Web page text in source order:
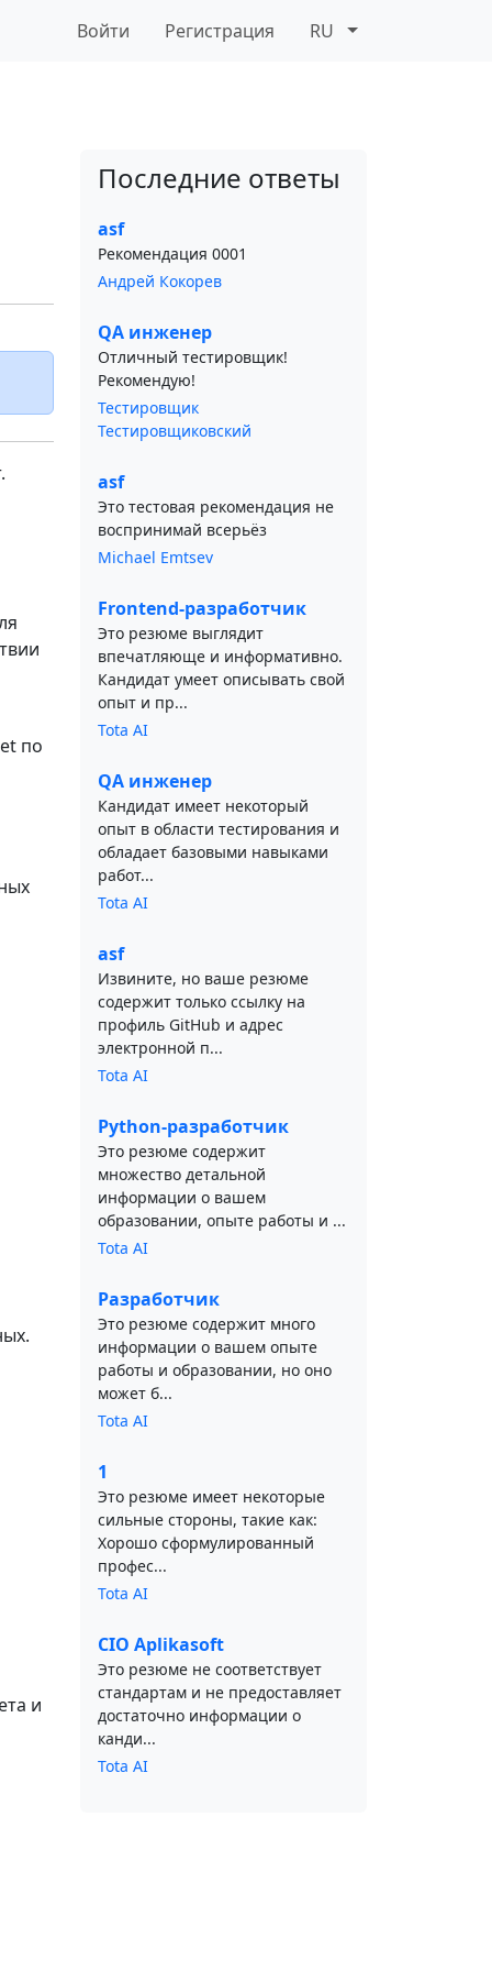
Войти Регистрация RU
по
и
Последние ответы
asf
Рекомендация 0001
Андрей Кокорев
QA инженер
Отличный тестировщик!
Рекомендую!
Тестировщик
Тестировщиковский
asf
Это тестовая рекомендация не
воспринимай всерьёз
Michael Emtsev
Frontend-разработчик
Это резюме выглядит
впечатляюще и информативно.
Кандидат умеет описывать свой
опыт и пр...
Tota AI
QA инженер
Кандидат имеет некоторый
опыт в области тестирования и
обладает базовыми навыками
работ...
Tota AI
asf
Извините, но ваше резюме
содержит только ссылку на
профиль GitHub и адрес
электронной п...
Tota AI
Python-разработчик
Это резюме содержит
множество детальной
информации о вашем
образовании, опыте работы и ...
Tota AI
Разработчик
Это резюме содержит много
информации о вашем опыте
работы и образовании, но оно
может б...
Tota AI
1
Это резюме имеет некоторые
сильные стороны, такие как:
Хорошо сформулированный
профес...
Tota AI
CIO Aplikasoft
Это резюме не соответствует
стандартам и не предоставляет
достаточно информации о
канди...
Tota AI